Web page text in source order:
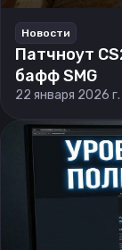
Новости
Патчноут
бафф SMG
22 января 2026 г.